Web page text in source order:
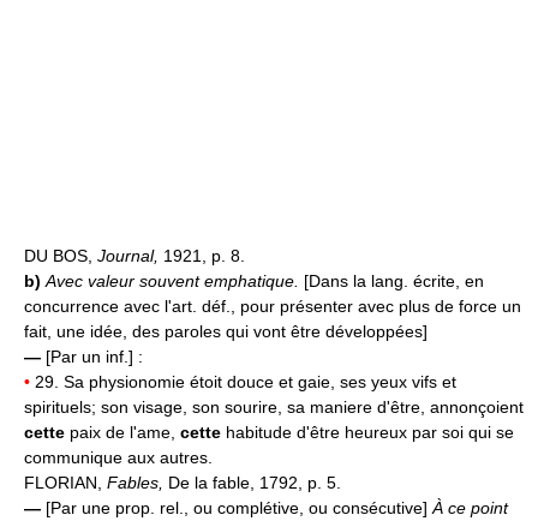
DU BOS, Journal, 1921, p. 8.
b) Avec valeur souvent emphatique. [Dans la lang. écrite, en
concurrence avec l'art. déf., pour présenter avec plus de force un
fait, une idée, des paroles qui vont être développées]
— [Par un inf.] :
• 29. Sa physionomie étoit douce et gaie, ses yeux vifs et
spirituels; son visage, son sourire, sa maniere d'être, annonçoient
cette paix de l'ame, cette habitude d'être heureux par soi qui se
communique aux autres.
FLORIAN, Fables, De la fable, 1792, p. 5.
— [Par une prop. rel., ou complétive, ou consécutive] À ce point